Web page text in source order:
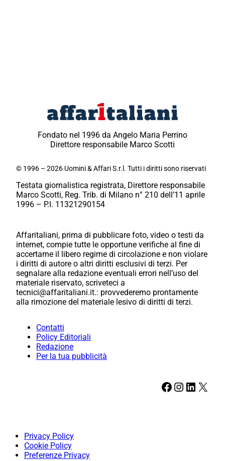
Fondato nel 1996 da Angelo Maria Perrino
Direttore responsabile Marco Scotti
© 1996 – 2026 Uomini & Affari S.r.l. Tutti i diritti sono riservati
Testata giornalistica registrata, Direttore responsabile
Marco Scotti, Reg. Trib. di Milano n° 210 dell’11 aprile
1996 – P.I. 11321290154
Affaritaliani, prima di pubblicare foto, video o testi da
internet, compie tutte le opportune verifiche al fine di
accertarne il libero regime di circolazione e non violare
i diritti di autore o altri diritti esclusivi di terzi. Per
segnalare alla redazione eventuali errori nell’uso del
materiale riservato, scriveteci a
tecnici@affaritaliani.it.: provvederemo prontamente
alla rimozione del materiale lesivo di diritti di terzi.
Contatti
Policy Editoriali
Redazione
Per la tua pubblicità
Facebook Instagram LinkedIn X
Privacy Policy
Cookie Policy
Preferenze Privacy